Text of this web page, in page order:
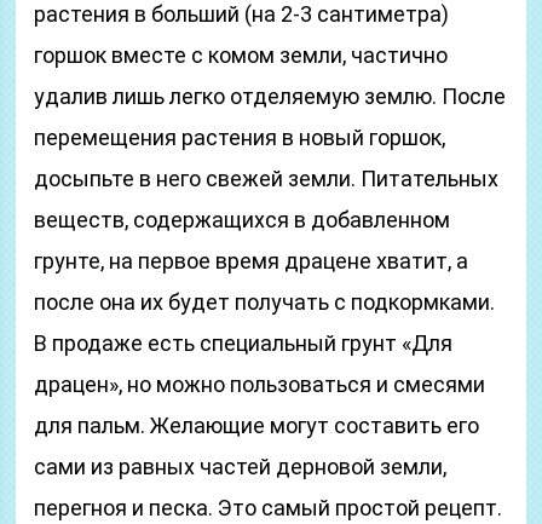
растения в больший (на 2-3 сантиметра)
горшок вместе с комом земли, частично
удалив лишь легко отделяемую землю. После
перемещения растения в новый горшок,
досыпьте в него свежей земли. Питательных
веществ, содержащихся в добавленном
грунте, на первое время драцене хватит, а
после она их будет получать с подкормками.
В продаже есть специальный грунт «Для
драцен», но можно пользоваться и смесями
для пальм. Желающие могут составить его
сами из равных частей дерновой земли,
перегноя и песка. Это самый простой рецепт.